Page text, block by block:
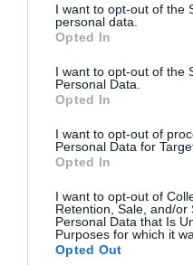
not limited to your visit or
grant or deny consent to
use your data for below
consent section.
I want to opt-out of the
personal data.
Opted In
I want to opt-out of the
Personal Data.
Opted In
I want to opt-out of
Personal Data for
Opted In
I want to opt-out of
Retention, Sale, and/or
Personal Data that Is
Purposes for which it
Opted Out
ΕΛΛΑΔΑ
Πειραιάς: 15χρονη
από τζαμαρία μέσα
Σήμανε συναγερμός στις